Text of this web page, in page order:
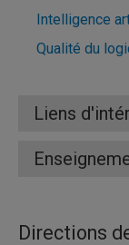
Intelligence
Qualité du
Liens
Directions